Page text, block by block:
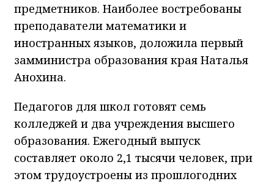
предметников. Наиболее востребованы
преподаватели математики и
иностранных языков, доложила первый
замминистра образования края Наталья
Анохина.
Педагогов для школ готовят семь
колледжей и два учреждения высшего
образования. Ежегодный выпуск
составляет около 2,1 тысячи человек, при
этом трудоустроены из прошлогодних